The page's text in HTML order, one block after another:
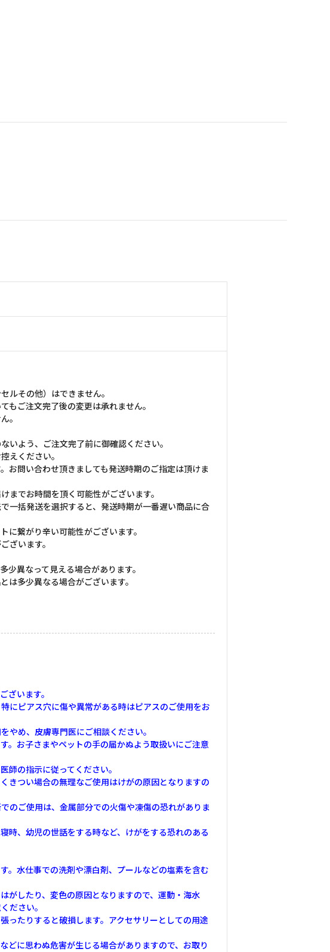
ルその他）はできません。
ご注文完了後の変更は承れません。
。
よう、ご注文完了前に御確認ください。
えください。
お問い合わせ頂きましても発送時期のご指定は頂けま
でお時間を頂く可能性がございます。
一括発送を選択すると、発送時期が一番遅い商品に合
繋がり辛い可能性がございます。
ざいます。
異なって見える場合があります。
多少異なる場合がございます。
ざいます。
にピアス穴に傷や異常がある時はピアスのご使用をお
やめ、皮膚専門医にご相談ください。
。お子さまやペットの手の届かぬよう取扱いにご注意
師の指示に従ってください。
きつい場合の無理なご使用はけがの原因となりますの
のご使用は、金属部分での火傷や凍傷の恐れがありま
時、幼児の世話をする時など、けがをする恐れのある
。水仕事での洗剤や漂白剤、プールなどの塩素を含む
がしたり、変色の原因となりますので、運動・海水
ださい。
ったりすると破損します。アクセサリーとしての用途
どに思わぬ危害が生じる場合がありますので、お取り